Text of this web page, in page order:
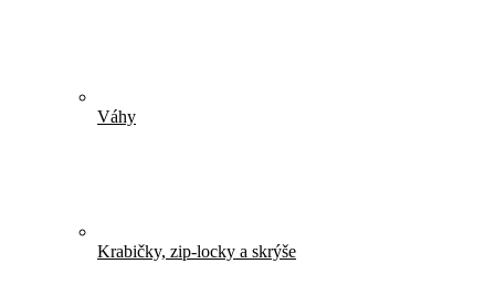
Váhy
Krabičky, zip-locky a skrýše